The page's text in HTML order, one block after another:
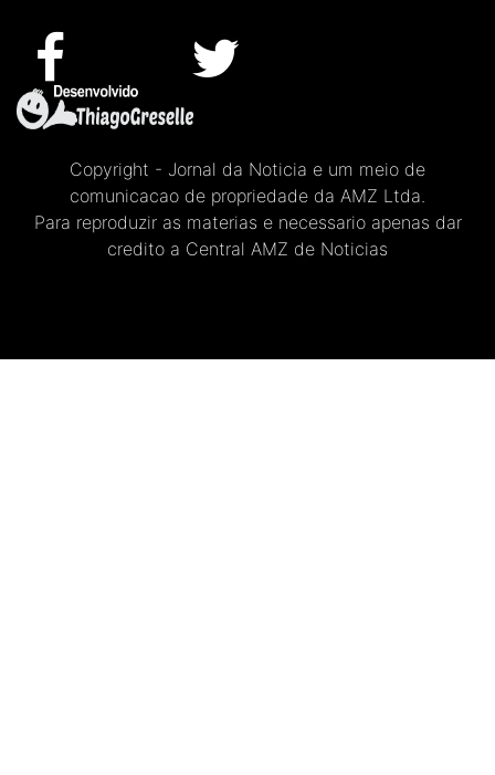
Copyright - Jornal da Noticia e um meio de
comunicacao de propriedade da AMZ Ltda.
Para reproduzir as materias e necessario apenas dar
credito a Central AMZ de Noticias